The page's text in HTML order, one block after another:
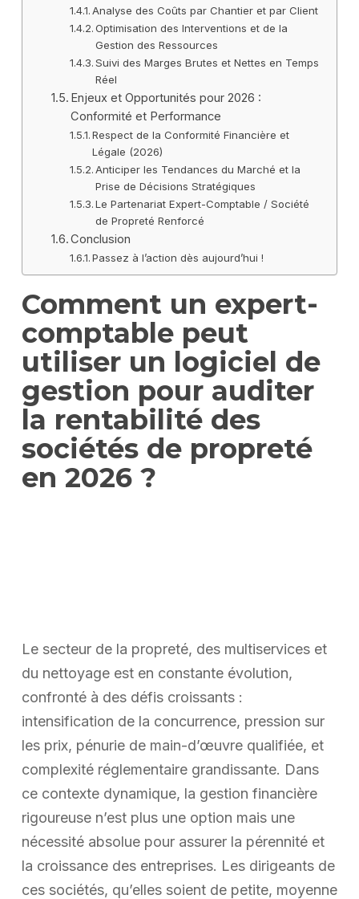
Analyse des Coûts par Chantier et par Client
Optimisation des Interventions et de la
Gestion des Ressources
Suivi des Marges Brutes et Nettes en Temps
Réel
Enjeux et Opportunités pour 2026 :
Conformité et Performance
Respect de la Conformité Financière et
Légale (2026)
Anticiper les Tendances du Marché et la
Prise de Décisions Stratégiques
Le Partenariat Expert-Comptable / Société
de Propreté Renforcé
Conclusion
Passez à l’action dès aujourd’hui !
Comment un expert-
comptable peut
utiliser un logiciel de
gestion pour auditer
la rentabilité des
sociétés de propreté
en 2026 ?
Le secteur de la propreté, des multiservices et
du nettoyage est en constante évolution,
confronté à des défis croissants :
intensification de la concurrence, pression sur
les prix, pénurie de main-d’œuvre qualifiée, et
complexité réglementaire grandissante. Dans
ce contexte dynamique, la gestion financière
rigoureuse n’est plus une option mais une
nécessité absolue pour assurer la pérennité et
la croissance des entreprises. Les dirigeants de
ces sociétés, qu’elles soient de petite, moyenne